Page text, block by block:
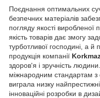
Поєднання оптимальних
безпечних матеріалів
погляду якості виробленої
якість товарів дає змогу
турботливої господині, а й
продукція компанії
здоров'я і зручність
міжнародним стандартам з
виграла низку
інноваційні розробки в